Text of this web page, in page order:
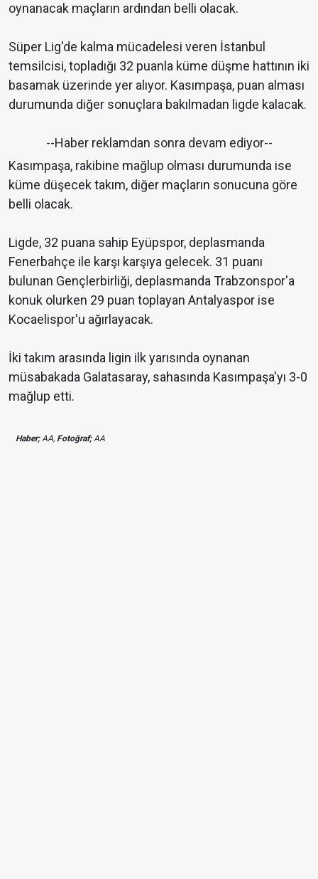
oynanacak maçların ardından belli olacak.
Süper Lig'de kalma mücadelesi veren İstanbul
temsilcisi, topladığı 32 puanla küme düşme hattının iki
basamak üzerinde yer alıyor. Kasımpaşa, puan alması
durumunda diğer sonuçlara bakılmadan ligde kalacak.
--Haber reklamdan sonra devam ediyor--
Kasımpaşa, rakibine mağlup olması durumunda ise
küme düşecek takım, diğer maçların sonucuna göre
belli olacak.
Ligde, 32 puana sahip Eyüpspor, deplasmanda
Fenerbahçe ile karşı karşıya gelecek. 31 puanı
bulunan Gençlerbirliği, deplasmanda Trabzonspor'a
konuk olurken 29 puan toplayan Antalyaspor ise
Kocaelispor'u ağırlayacak.
İki takım arasında ligin ilk yarısında oynanan
müsabakada Galatasaray, sahasında Kasımpaşa'yı 3-0
mağlup etti.
Haber;AA, Fotoğraf;AA